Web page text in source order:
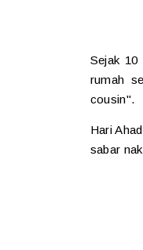
Sejak
rumah
cousin".
Hari
sabar